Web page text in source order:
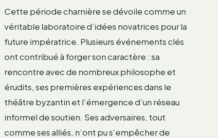
Cette période charnière se dévoile comme un
véritable laboratoire d’idées novatrices pour la
future impératrice. Plusieurs événements clés
ont contribué à forger son caractère : sa
rencontre avec de nombreux philosophe et
érudits, ses premières expériences dans le
théâtre byzantin et l’émergence d’un réseau
informel de soutien. Ses adversaires, tout
comme ses alliés, n’ont pu s’empêcher de